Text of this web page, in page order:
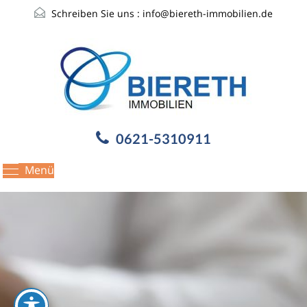
Schreiben Sie uns : info@biereth-immobilien.de
0621-5310911
Menü